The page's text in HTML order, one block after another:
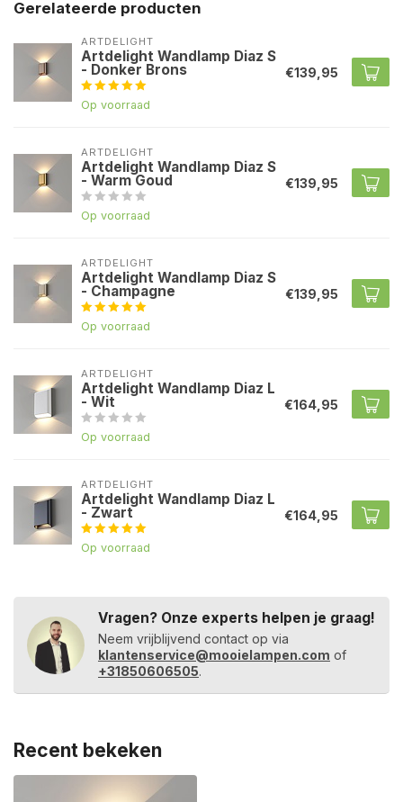
Gerelateerde producten
ARTDELIGHT
Artdelight Wandlamp Diaz S
- Donker Brons
Op voorraad
€139,95
ARTDELIGHT
Artdelight Wandlamp Diaz S
- Warm Goud
Op voorraad
€139,95
ARTDELIGHT
Artdelight Wandlamp Diaz S
- Champagne
Op voorraad
€139,95
ARTDELIGHT
Artdelight Wandlamp Diaz L
- Wit
Op voorraad
€164,95
ARTDELIGHT
Artdelight Wandlamp Diaz L
- Zwart
Op voorraad
€164,95
Vragen? Onze experts helpen je graag!
Neem vrijblijvend contact op via
klantenservice@mooielampen.com of
+31850606505.
Recent bekeken